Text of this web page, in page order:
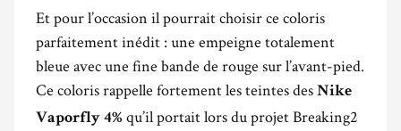
Et pour l’occasion il pourrait choisir ce coloris
parfaitement inédit : une empeigne totalement
bleue avec une fine bande de rouge sur l’avant-pied.
Ce coloris rappelle fortement les teintes des Nike
Vaporfly 4% qu’il portait lors du projet Breaking2